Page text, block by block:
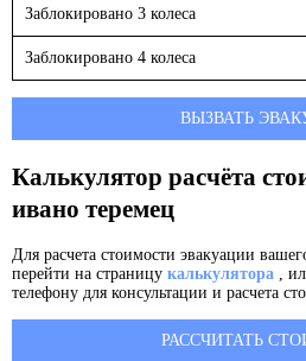
Заблокировано 3 колеса
Заблокировано 4 колеса
ВЫЗВАТЬ
Калькулятор расчёта
ивано теремец
Для расчета стоимости эвакуации
перейти на страницу калькулятора ,
телефону для консультации и расчета
РАССЧИТАТЬ